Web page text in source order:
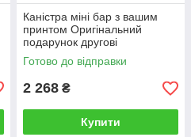
Каністра міні бар з вашим
принтом Оригінальний
подарунок другові
автовласнику автолюбителю
для гаража
Готово до відправки
2 268 ₴
Купити